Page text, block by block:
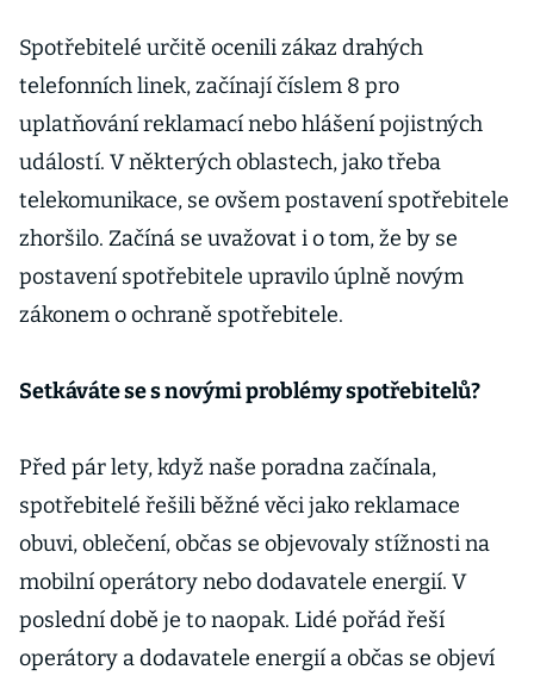
Spotřebitelé určitě ocenili zákaz drahých
telefonních linek, začínají číslem 8 pro
uplatňování reklamací nebo hlášení pojistných
událostí. V některých oblastech, jako třeba
telekomunikace, se ovšem postavení spotřebitele
zhoršilo. Začíná se uvažovat i o tom, že by se
postavení spotřebitele upravilo úplně novým
zákonem o ochraně spotřebitele.
Setkáváte se s novými problémy spotřebitelů?
Před pár lety, když naše poradna začínala,
spotřebitelé řešili běžné věci jako reklamace
obuvi, oblečení, občas se objevovaly stížnosti na
mobilní operátory nebo dodavatele energií. V
poslední době je to naopak. Lidé pořád řeší
operátory a dodavatele energií a občas se objeví